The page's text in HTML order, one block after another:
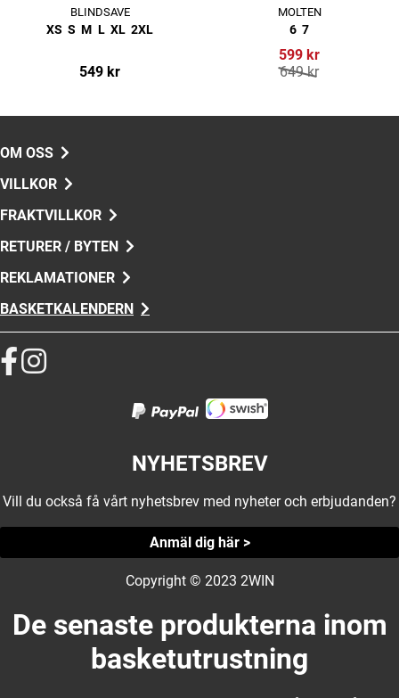
BLINDSAVE
XS S M L XL 2XL
549 kr
MOLTEN
6 7
599 kr
649 kr
OM OSS
VILLKOR
FRAKTVILLKOR
RETURER / BYTEN
REKLAMATIONER
BASKETKALENDERN
NYHETSBREV
Vill du också få vårt nyhetsbrev med nyheter och erbjudanden?
Anmäl dig här >
Copyright © 2023 2WIN
De senaste produkterna inom
basketutrustning